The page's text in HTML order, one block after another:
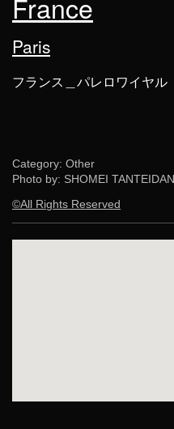
Paris
フランス＿パレロワイヤル
Category: Other
Photo by: SHOMEI TANTEIDAN
©All Rights Reserved